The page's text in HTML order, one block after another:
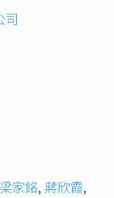
司
梁家銘,蔣欣霞,